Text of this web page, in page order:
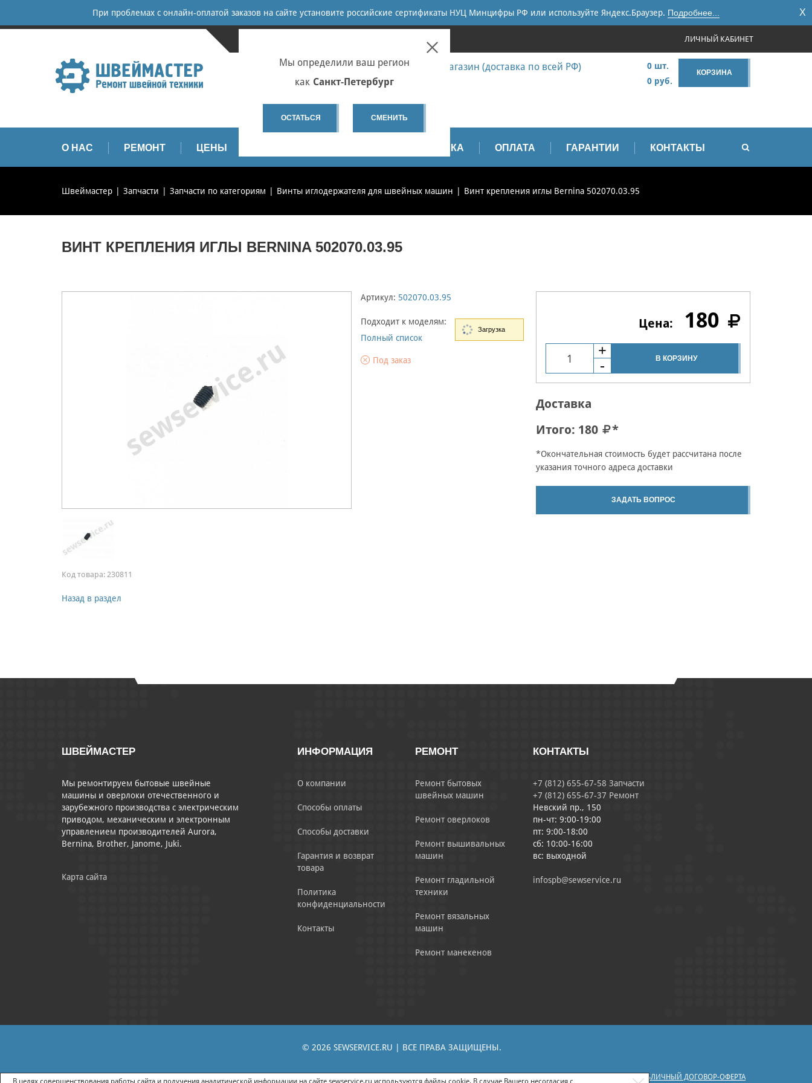
При проблемах с онлайн-оплатой заказов на сайте установите российские сертификаты НУЦ Минцифры РФ или используйте Яндекс.Браузер. Подробнее... X
Мы определили ваш регион
как Санкт-Петербург
ОСТАТЬСЯ СМЕНИТЬ
ЛИЧНЫЙ КАБИНЕТ
+7 (812) 655-67-58 Запчасти - интернет-магазин (доставка по всей РФ)
+7 (812) 655-67-37 Ремонт
infospb@sewservice.ru
КОРЗИНА
0 шт.
0 руб.
О НАС РЕМОНТ ЦЕНЫ ДОСТАВКА ОПЛАТА ГАРАНТИИ КОНТАКТЫ
Швеймастер Запчасти Запчасти по категориям Винты иглодержателя для швейных машин Винт крепления иглы Bernina 502070.03.95
ВИНТ КРЕПЛЕНИЯ ИГЛЫ BERNINA 502070.03.95
Код товара: 230811
Назад в раздел
Артикул: 502070.03.95
Подходит к моделям:
Полный список
Под заказ
180
В КОРЗИНУ
Доставка
Итого: 180 *
*Окончательная стоимость будет рассчитана после
указания точного адреса доставки
ЗАДАТЬ ВОПРОС
ШВЕЙМАСТЕР
Мы ремонтируем бытовые швейные
машины и оверлоки отечественного и
зарубежного производства с электрическим
приводом, механическим и электронным
управлением производителей Aurora,
Bernina, Brother, Janome, Juki.
Карта сайта
ИНФОРМАЦИЯ
О компании
Способы оплаты
Способы доставки
Гарантия и возврат
товара
Политика
конфиденциальности
Контакты
РЕМОНТ
Ремонт бытовых
швейных машин
Ремонт оверлоков
Ремонт вышивальных
машин
Ремонт гладильной
техники
Ремонт вязальных
машин
Ремонт манекенов
КОНТАКТЫ
+7 (812) 655-67-58 Запчасти
+7 (812) 655-67-37 Ремонт
Невский пр., 150
пн-чт: 9:00-19:00
пт: 9:00-18:00
сб: 10:00-16:00
вс: выходной
infospb@sewservice.ru
© 2026 SEWSERVICE.RU | ВСЕ ПРАВА ЗАЩИЩЕНЫ.
ПОЛИТИКА КОНФИДЕНЦИАЛЬНОСТИ | СОГЛАСИЕ НА ПОЛУЧЕНИЕ РЕКЛАМНО-ИНФОРМАЦИОННЫХ МАТЕРИАЛОВ | СОГЛАСИЕ НА ОБРАБОТКУ ПЕРСОНАЛЬНЫХ ДАННЫХ | ПУБЛИЧНЫЙ ДОГОВОР-ОФЕРТА
В целях совершенствования работы сайта и получения аналитической информации на сайте sewservice.ru используются файлы cookie. В случае Вашего несогласия с
Загрузка